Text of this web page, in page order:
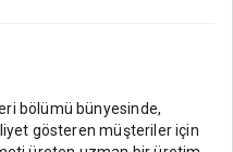
bölümü bünyesinde,
gösteren müşteriler için